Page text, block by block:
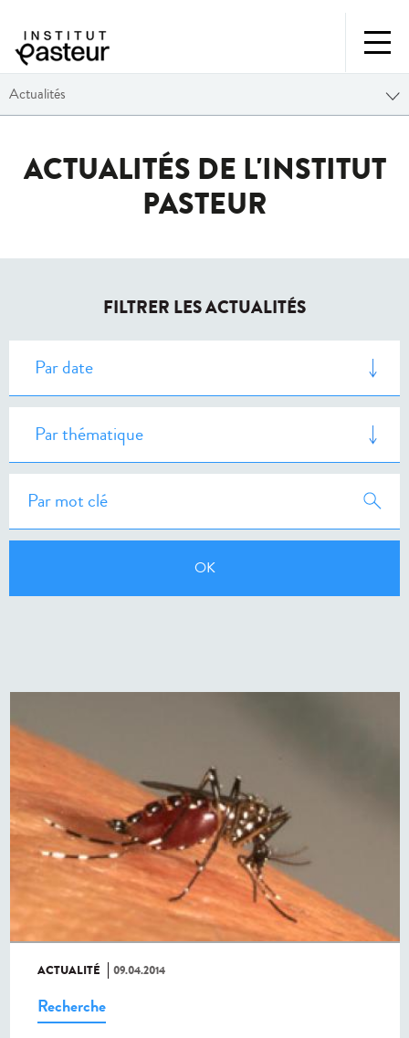
Actualités
ACTUALITÉS DE L'INSTITUT
PASTEUR
FILTRER LES ACTUALITÉS
ACTUALITÉ 09.04.2014
Recherche